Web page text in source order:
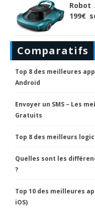
Robot
199€
Comparatifs
Top 8 des meilleures
Android
Envoyer un SMS – Les
Gratuits
Top 8 des meilleurs
Quelles sont les
?
Top 10 des meilleures
iOS)